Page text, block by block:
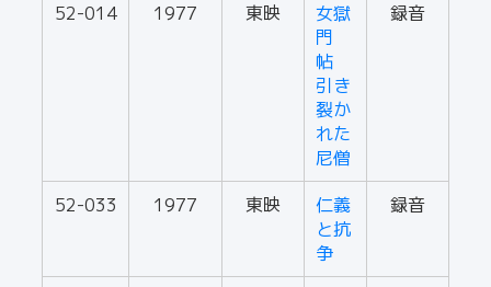
52-014 1977 東映
女獄
門
帖
引き
裂か
れた
尼僧
録音
52-033 1977 東映
仁義
と抗
争
録音